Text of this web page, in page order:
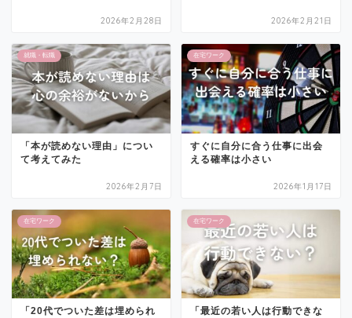
2026年2月28日 2026年2月21日
就職・転職
「本が読めない理由」につい
て考えてみた
2026年2月7日
在宅ワーク
すぐに自分に合う仕事に出会
える確率は小さい
2026年1月17日
在宅ワーク
「20代でついた差は埋められ
在宅ワーク
「最近の若い人は行動できな